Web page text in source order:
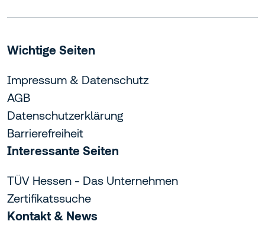
Wichtige Seiten
Impressum & Datenschutz
AGB
Datenschutzerklärung
Barrierefreiheit
Interessante Seiten
TÜV Hessen - Das Unternehmen
Zertifikatssuche
Kontakt & News